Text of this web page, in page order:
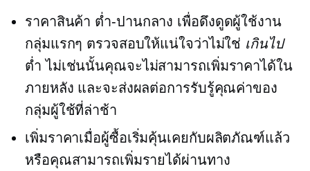
ราคาสินค้า ต่ำ-ปานกลาง เพื่อดึงดูดผู้ใช้งาน
กลุ่มแรกๆ ตรวจสอบให้แน่ใจว่าไม่ใช่ เกินไป
ต่ำ ไม่เช่นนั้นคุณจะไม่สามารถเพิ่มราคาได้ใน
ภายหลัง และจะส่งผลต่อการรับรู้คุณค่าของ
กลุ่มผู้ใช้ที่ล่าช้า
เพิ่มราคาเมื่อผู้ซื้อเริ่มคุ้นเคยกับผลิตภัณฑ์แล้ว
หรือคุณสามารถเพิ่มรายได้ผ่านทาง